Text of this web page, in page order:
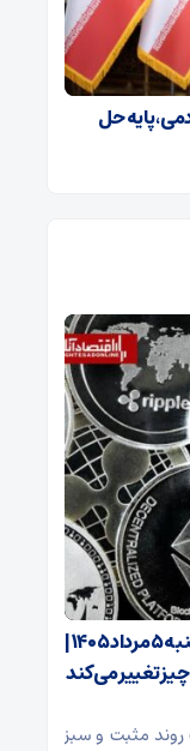
پایه حل
قیمت تتر، بیت‌کوین و اتریوم امروز دوشنبه ۵ مرداد ۱۴۰۵ |
تغییر می‌کند
روند مثبت و سبز